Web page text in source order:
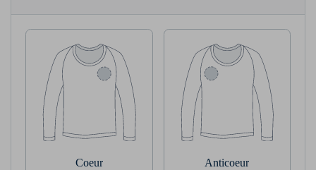
Coeur Anticoeur